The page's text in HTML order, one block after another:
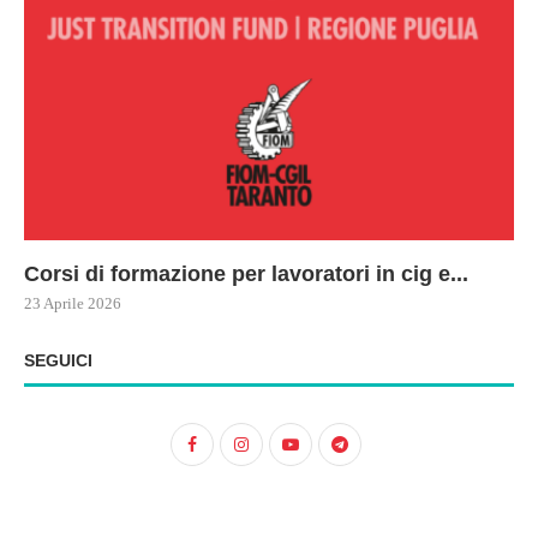
Corsi di formazione per lavoratori in cig e...
23 Aprile 2026
SEGUICI